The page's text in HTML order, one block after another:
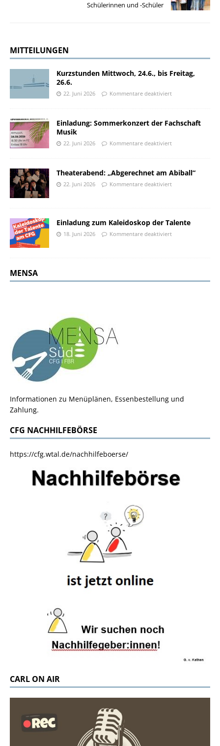
Schülerinnen und -Schüler
MITTEILUNGEN
Kurzstunden Mittwoch, 24.6., bis Freitag,
26.6.
22. Juni 2026 Kommentare deaktiviert
Einladung: Sommerkonzert der Fachschaft
Musik
22. Juni 2026 Kommentare deaktiviert
Theaterabend: „Abgerechnet am Abiball“
22. Juni 2026 Kommentare deaktiviert
Einladung zum Kaleidoskop der Talente
18. Juni 2026 Kommentare deaktiviert
MENSA
Informationen zu Menüplänen, Essenbestellung und
Zahlung.
CFG NACHHILFEBÖRSE
https://cfg.wtal.de/nachhilfeboerse/
CARL ON AIR